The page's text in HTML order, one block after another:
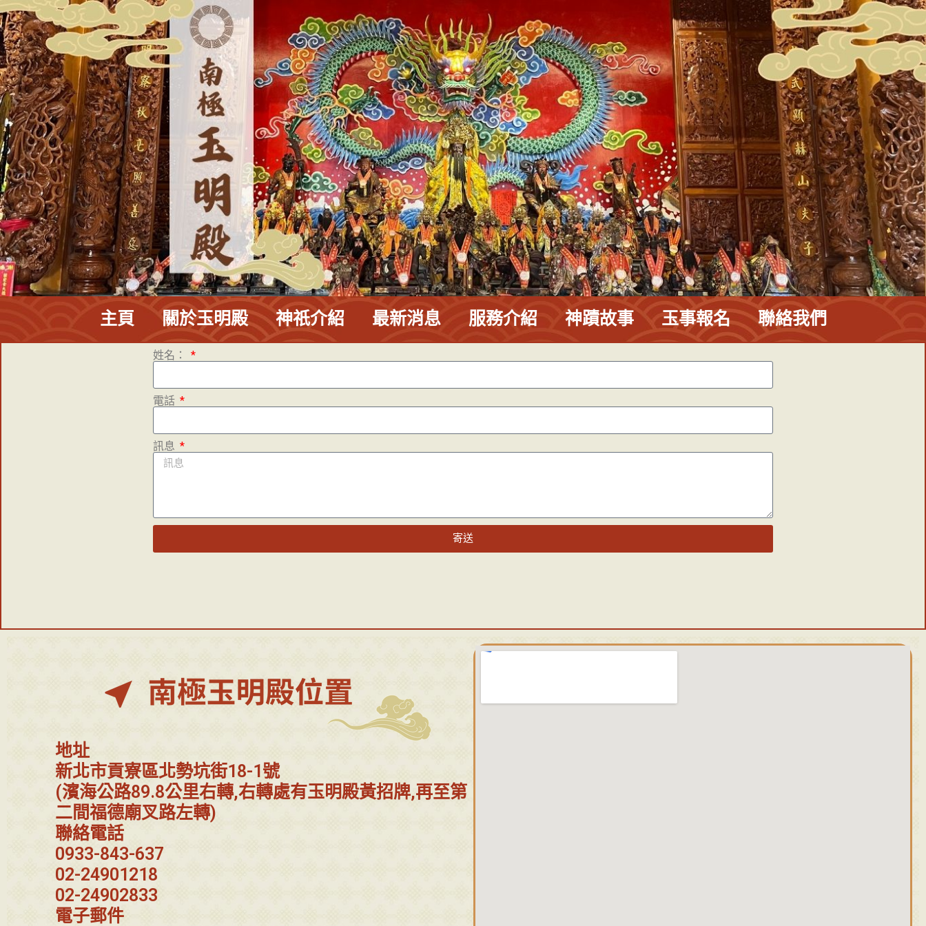
主頁 關於玉明殿 神祇介紹 最新消息 服務介紹 神蹟故事 玉事報名 聯絡我們
姓名：
電話
訊息
寄送
地址
新北市貢寮區北勢坑街18-1號
(濱海公路89.8公里右轉,右轉處有玉明殿黃招牌,再至第
二間福德廟叉路左轉)
聯絡電話
0933-843-637
02-24901218
02-24902833
電子郵件